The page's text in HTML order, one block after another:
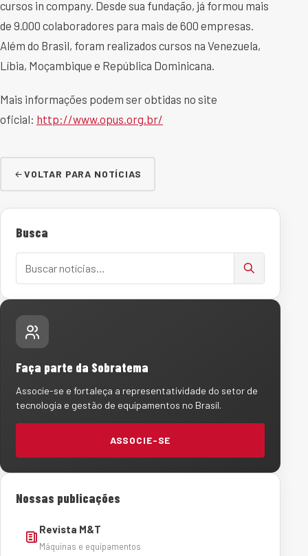
cursos in company. Desde sua fundação, já formou mais
de 9.000 colaboradores para mais de 600 empresas.
Além do Brasil, foram realizados cursos na Venezuela,
Líbia, Moçambique e República Dominicana.
Mais informações podem ser obtidas no site
oficial: http://www.opus.org.br/
VOLTAR PARA NOTÍCIAS
Busca
Faça parte da Sobratema
Associe-se e fortaleça a representatividade do setor de
tecnologia e gestão de equipamentos no Brasil.
ASSOCIE-SE
Nossas publicações
Revista M&T
Máquinas e equipamentos